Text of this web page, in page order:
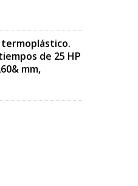
de 25 HP
mm,